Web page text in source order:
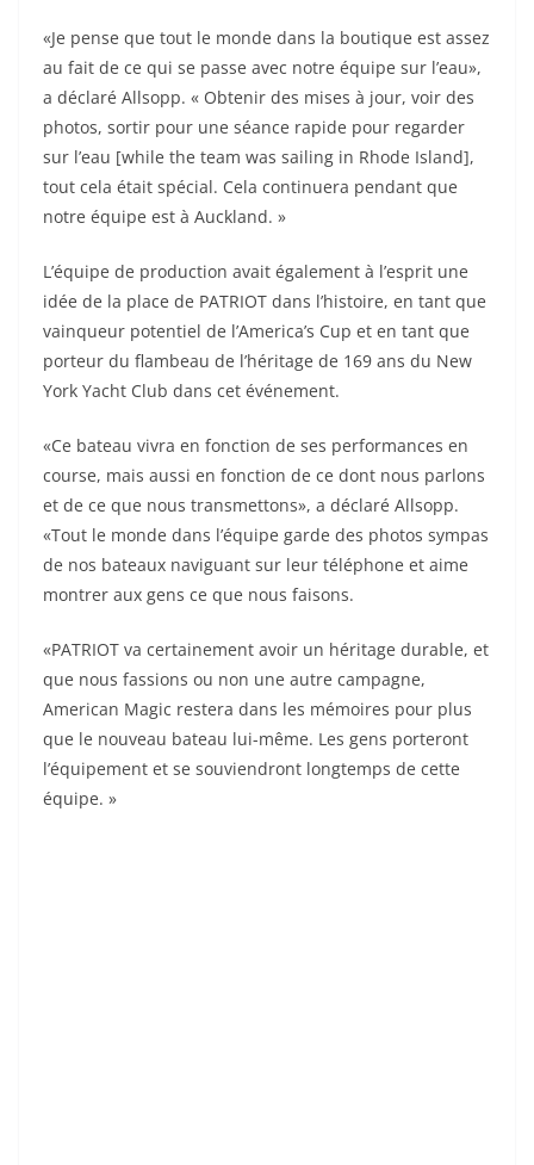
«Je pense que tout le monde dans la boutique est assez
au fait de ce qui se passe avec notre équipe sur l’eau»,
a déclaré Allsopp. « Obtenir des mises à jour, voir des
photos, sortir pour une séance rapide pour regarder
sur l’eau [while the team was sailing in Rhode Island],
tout cela était spécial. Cela continuera pendant que
notre équipe est à Auckland. »
L’équipe de production avait également à l’esprit une
idée de la place de PATRIOT dans l’histoire, en tant que
vainqueur potentiel de l’America’s Cup et en tant que
porteur du flambeau de l’héritage de 169 ans du New
York Yacht Club dans cet événement.
«Ce bateau vivra en fonction de ses performances en
course, mais aussi en fonction de ce dont nous parlons
et de ce que nous transmettons», a déclaré Allsopp.
«Tout le monde dans l’équipe garde des photos sympas
de nos bateaux naviguant sur leur téléphone et aime
montrer aux gens ce que nous faisons.
«PATRIOT va certainement avoir un héritage durable, et
que nous fassions ou non une autre campagne,
American Magic restera dans les mémoires pour plus
que le nouveau bateau lui-même. Les gens porteront
l’équipement et se souviendront longtemps de cette
équipe. »